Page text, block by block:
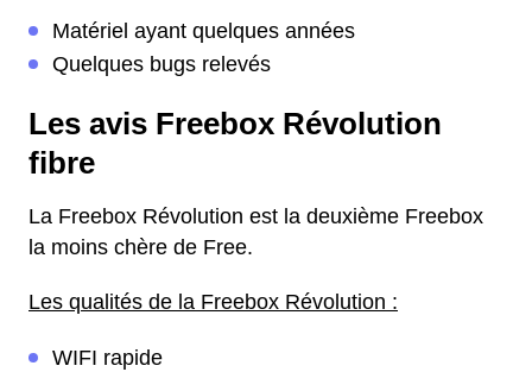
Matériel ayant quelques années
Quelques bugs relevés
Les avis Freebox Révolution
fibre
La Freebox Révolution est la deuxième Freebox
la moins chère de Free.
Les qualités de la Freebox Révolution :
WIFI rapide